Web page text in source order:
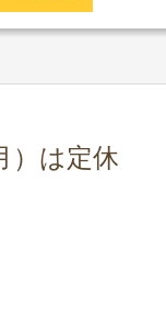
）は定休